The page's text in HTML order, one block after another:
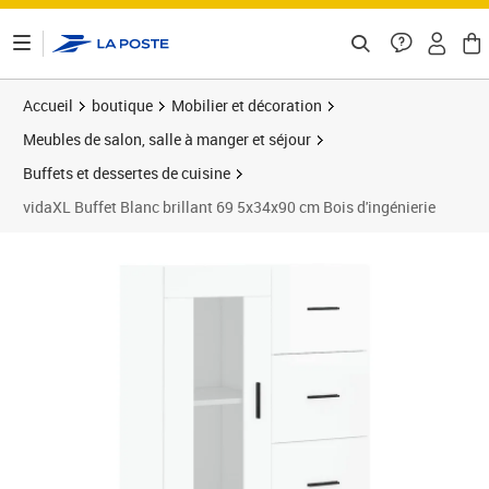
Accueil boutique
Mobilier et décoration
Meubles de salon, salle à manger et séjour
Buffets et dessertes de cuisine
vidaXL Buffet Blanc brillant 69 5x34x90 cm Bois d'ingénierie